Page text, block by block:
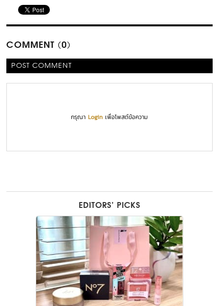
COMMENT (0)
POST COMMENT
กรุณาLogin เพื่อโพสต์ข้อความ
EDITORS’ PICKS